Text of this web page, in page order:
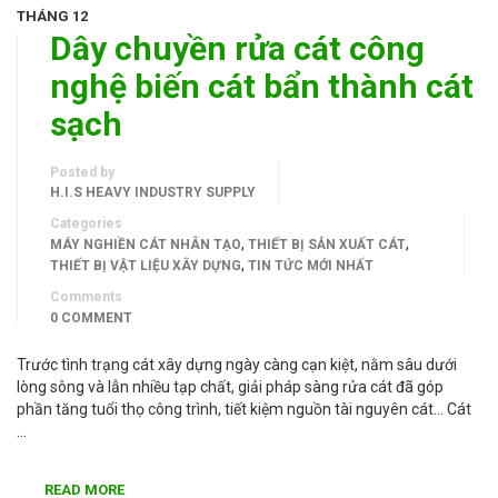
THÁNG 12
Dây chuyền rửa cát công
nghệ biến cát bẩn thành cát
sạch
Posted by
H.I.S HEAVY INDUSTRY SUPPLY
Categories
MÁY NGHIỀN CÁT NHÂN TẠO, THIẾT BỊ SẢN XUẤT CÁT,
THIẾT BỊ VẬT LIỆU XÂY DỰNG, TIN TỨC MỚI NHẤT
Comments
0 COMMENT
Trước tình trạng cát xây dựng ngày càng cạn kiệt, nằm sâu dưới
lòng sông và lẫn nhiều tạp chất, giải pháp sàng rửa cát đã góp
phần tăng tuổi thọ công trình, tiết kiệm nguồn tài nguyên cát… Cát
…
READ MORE